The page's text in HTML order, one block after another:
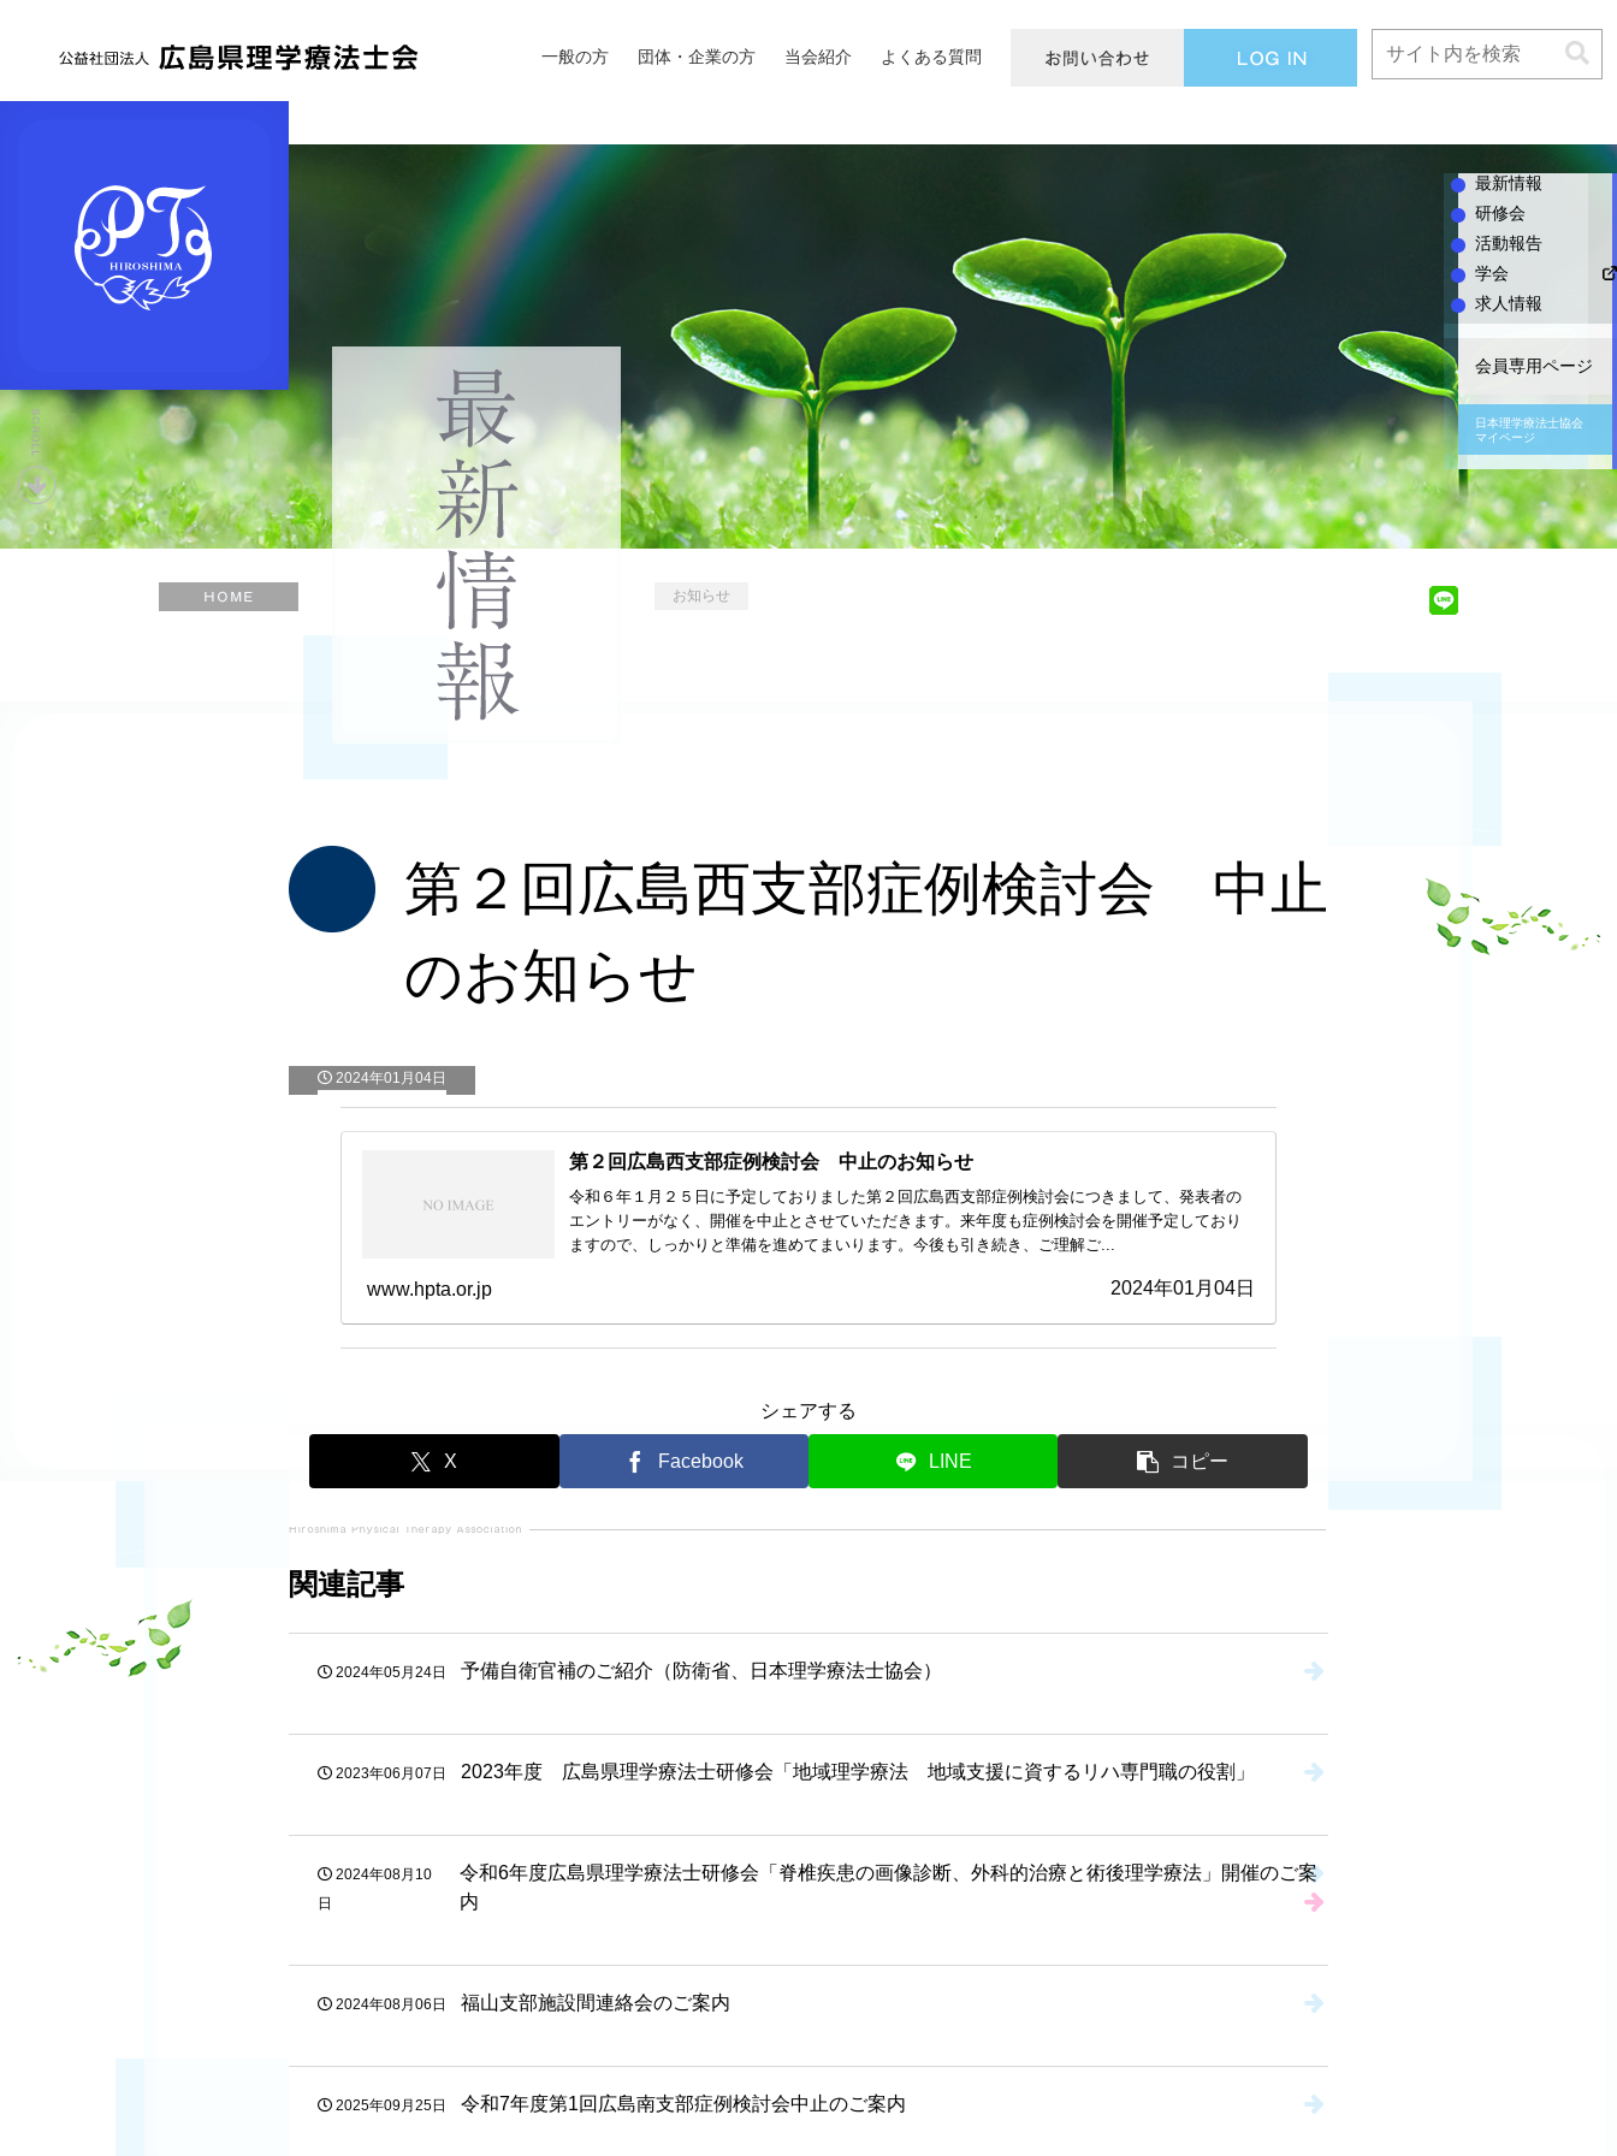
一般の方 団体・企業の方 当会紹介 よくある質問
県
理
学
療
法
士
へ
最新情報
研修会
活動報告
学会
求人情報
会員専用ページ
日本理学療法士協会
マイページ
ー
お知らせ
第２回広島西支部症例検討会 中止
のお知らせ
2024年01月04日
第２回広島西支部症例検討会 中止のお知らせ
令和６年１月２５日に予定しておりました第２回広島西支部症例検討会につきまして、発表者の
エントリーがなく、開催を中止とさせていただきます。来年度も症例検討会を開催予定しており
ますので、しっかりと準備を進めてまいります。今後も引き続き、ご理解ご...
www.hpta.or.jp 2024年01月04日
シェアする
X Facebook LINE コピー
関連記事
2024年05月24日 予備自衛官補のご紹介（防衛省、日本理学療法士協会）
2023年06月07日 2023年度 広島県理学療法士研修会「地域理学療法 地域支援に資するリハ専門職の役割」
2024年08月10
日
令和6年度広島県理学療法士研修会「脊椎疾患の画像診断、外科的治療と術後理学療法」開催のご案
内
2024年08月06日 福山支部施設間連絡会のご案内
2025年09月25日 令和7年度第1回広島南支部症例検討会中止のご案内